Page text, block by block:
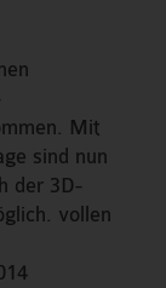
Mit
sind nun
der 3D-
vollen